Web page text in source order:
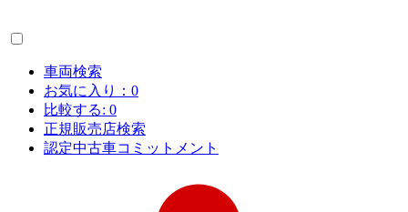
車両検索
お気に入り： 0
比較する: 0
正規販売店検索
認定中古車コミットメント